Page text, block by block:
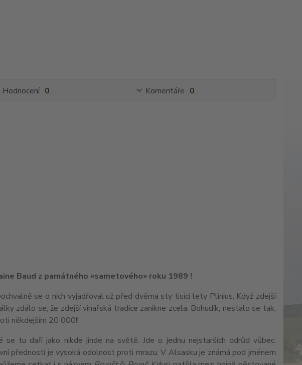
Hodnocení 0 Komentáře 0
Baud z památného «sametového» roku 1989 !
se o nich vyjadřoval už před dvěma sty tisíci lety Plinius. Když zdejší
zdálo se, že zdejší vinařská tradice zanikne zcela. Bohudík, nestalo se tak,
někdejším 20 000!!
se tu daří jako nikde jinde na světě. Jde o jednu nejstarších odrůd vůbec.
předností je vysoká odolnost proti mrazu. V Alsasku je známá pod jménem